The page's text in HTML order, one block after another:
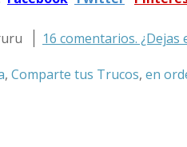
16 comentarios. ¿Dejas
, Comparte tus Trucos, en